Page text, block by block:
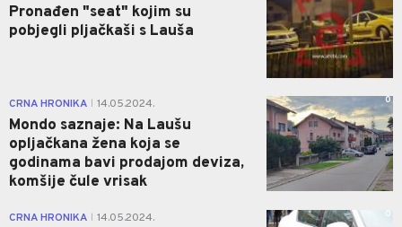
Pronađen "seat" kojim su
pobjegli pljačkaši s Lauša
CRNA HRONIKA 14.05.2024.
Mondo saznaje: Na Laušu
opljačkana žena koja se
godinama bavi prodajom deviza,
komšije čule vrisak
0
CRNA HRONIKA 14.05.2024. 0